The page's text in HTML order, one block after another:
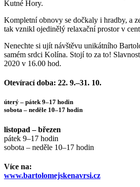
Kutné Hory.
Kompletní obnovy se dočkaly i hradby, a
tak vznikl ojedinělý relaxační prostor v
Nenechte si ujít návštěvu unikátního
samém srdci Kolína. Stojí to za to!
2020 v 16.00 hod.
Otevírací doba: 22. 9.–31. 10.
úterý – pátek 9–17 hodin
sobota – neděle 10–17 hodin
listopad – březen
pátek 9–17 hodin
sobota – neděle 10–17 hodin
Více na:
www.bartolomejskenavrsi.cz